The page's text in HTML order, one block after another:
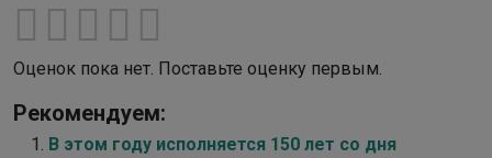
Оценок пока нет. Поставьте оценку первым.
Рекомендуем:
В этом году исполняется 150 лет со дня